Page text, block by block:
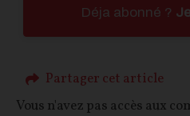
Déja abonné ?
Partager cet article
Vous n'avez pas accès aux